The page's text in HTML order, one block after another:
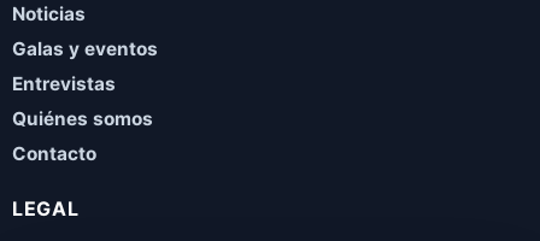
Noticias
Galas y eventos
Entrevistas
Quiénes somos
Contacto
LEGAL